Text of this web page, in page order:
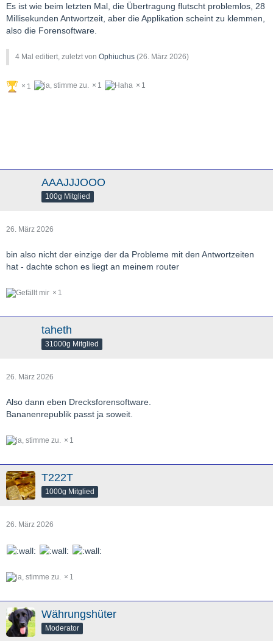
Es ist wie beim letzten Mal, die Übertragung flutscht problemlos, 28
Millisekunden Antwortzeit, aber die Applikation scheint zu klemmen,
also die Forensoftware.
4 Mal editiert, zuletzt von Ophiuchus (26. März 2026)
1 1 1
AAAJJJOOO
100g Mitglied
26. März 2026
bin also nicht der einzige der da Probleme mit den Antwortzeiten
hat - dachte schon es liegt an meinem router
1
taheth
31000g Mitglied
26. März 2026
Also dann eben Drecksforensoftware.
Bananenrepublik passt ja soweit.
1
T222T
1000g Mitglied
26. März 2026
1
Währungshüter
Moderator